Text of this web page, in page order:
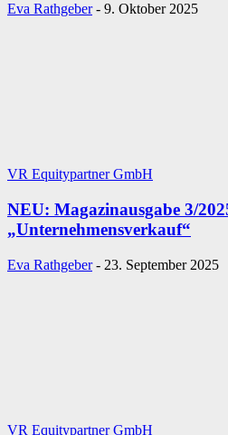
Eva Rathgeber - 9. Oktober 2025
VR Equitypartner GmbH
NEU: Magazinausgabe 3/
„Unternehmensverkauf“
Eva Rathgeber - 23. September 2025
VR Equitypartner GmbH